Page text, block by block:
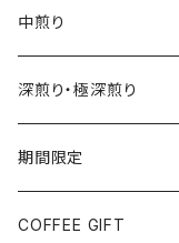
中煎り
深煎り・極深煎り
期間限定
COFFEE GIFT